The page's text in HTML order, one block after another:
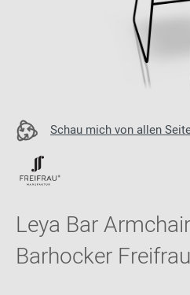
Schau mich von allen
Leya Bar
Barhocker